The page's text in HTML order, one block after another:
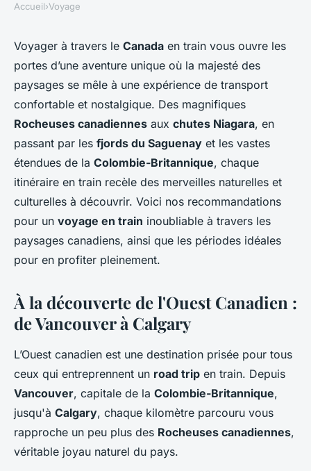
VOYAGE
Quels sont les meilleurs
itinéraires pour un voyage en
train à travers les paysages du
Canada : recommandations et
périodes idéales ?
Accueil›Voyage
Voyager à travers le Canada en train vous ouvre les
portes d’une aventure unique où la majesté des
paysages se mêle à une expérience de transport
confortable et nostalgique. Des magnifiques
Rocheuses canadiennes aux chutes Niagara, en
passant par les fjords du Saguenay et les vastes
étendues de la Colombie-Britannique, chaque
itinéraire en train recèle des merveilles naturelles et
culturelles à découvrir. Voici nos recommandations
pour un voyage en train inoubliable à travers les
paysages canadiens, ainsi que les périodes idéales
pour en profiter pleinement.
À la découverte de l'Ouest Canadien :
de Vancouver à Calgary
L’Ouest canadien est une destination prisée pour tous
ceux qui entreprennent un road trip en train. Depuis
Vancouver, capitale de la Colombie-Britannique,
jusqu'à Calgary, chaque kilomètre parcouru vous
rapproche un peu plus des Rocheuses canadiennes,
véritable joyau naturel du pays.